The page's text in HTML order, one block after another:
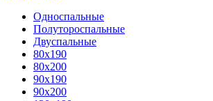
Односпальные
Полутороспальные
Двуспальные
80x190
80х200
90х190
90х200